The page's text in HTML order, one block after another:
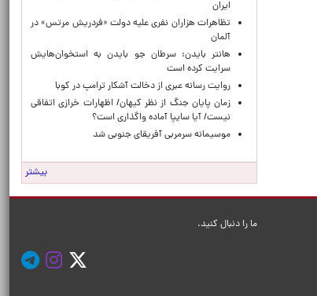
ایران
تظاهرات هزاران نفری علیه دولت «فردریش مرتس» در
آلمان
هانتر بایدن: سرطان جو بایدن به استخوان‌هایش
سرایت کرده است
روایت رسانه عبری از دخالت آشکار ترامپ در کوبا
زمان پایان جنگ از نظر کیهان/ اظهارات خرازی اتفاقی
نیست/ آیا سایپا آماده واگذاری است؟
موسیمانه سرمربی آفریقای جنوبی شد
بیشتر
ما را دنبال کنید.